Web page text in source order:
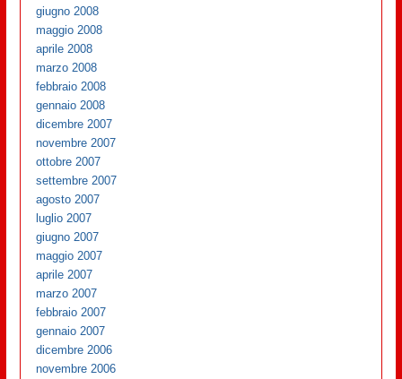
giugno 2008
maggio 2008
aprile 2008
marzo 2008
febbraio 2008
gennaio 2008
dicembre 2007
novembre 2007
ottobre 2007
settembre 2007
agosto 2007
luglio 2007
giugno 2007
maggio 2007
aprile 2007
marzo 2007
febbraio 2007
gennaio 2007
dicembre 2006
novembre 2006